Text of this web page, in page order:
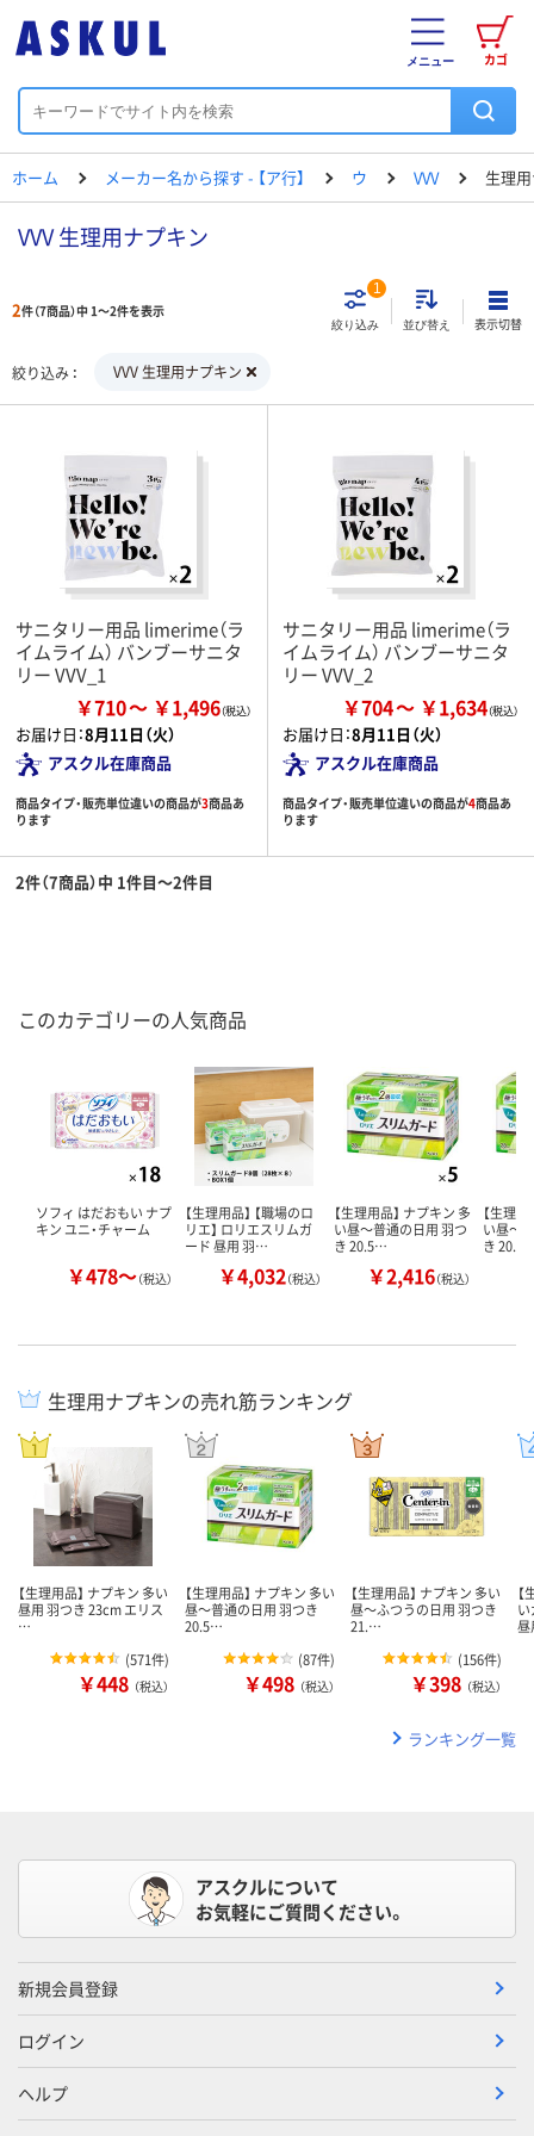
カゴ
メニュー
ホーム メーカー名から探す - 【ア行】 ウ VVV 生理
VVV 生理用ナプキン
2件（7商品）中 1～2件を表示
絞り込み
1
並び替え 表示切替
絞り込み VVV 生理用ナプキン
サニタリー用品 limerime（ラ
イムライム） バンブーサニタ
リー VVV_1
￥710 ￥1,496
お届け日：8月11日（火）
アスクル在庫商品
商品タイプ・販売単位違いの商品が3商品あ
ります
サニタリー用品 limerime（ラ
イムライム） バンブーサニタ
リー VVV_2
￥704 ￥1,634
お届け日：8月11日（火）
アスクル在庫商品
商品タイプ・販売単位違いの商品が4商品あ
ります
2件（7商品）中 1件目～2件目
このカテゴリーの人気商品
ソフィ はだおもい ナプ
キン ユニ・チャーム
￥478～（税込）
【生理用品】 【職場のロ
リエ】 ロリエスリムガ
ード 昼用 羽…
￥4,032（税込）
【生理用品】 ナプキン 多
い昼～普通の日用 羽つ
き 20.5…
￥2,416（税込）
【生理
い昼～
き
生理用ナプキンの売れ筋ランキング
【生理用品】 ナプキン 多い
昼用 羽つき 23cm エリス
…
(571件)
￥448 （税込）
【生理用品】 ナプキン 多い
昼～普通の日用 羽つき
20.5…
(87件)
￥498 （税込）
【生理用品】 ナプキン 多い
昼～ふつうの日用 羽つき
21.…
(156件)
￥398 （税込）
ランキング一覧
アスクルについて
お気軽にご質問ください。
新規会員登録
ログイン
ヘルプ